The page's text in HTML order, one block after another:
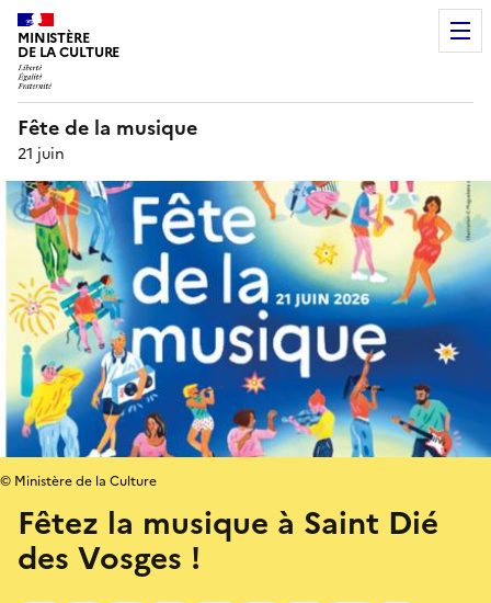
MINISTÈRE
DE LA CULTURE
Fête de la musique
21 juin
Fêtez la musique à Saint Dié
des Vosges !
© Ministère de la Culture